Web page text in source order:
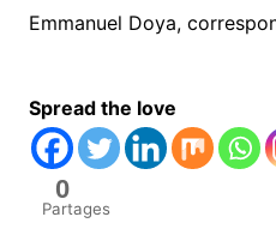
Emmanuel Doya,
Spread the love
0
Partages